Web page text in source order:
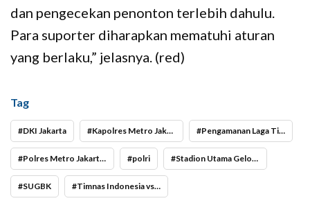
dan pengecekan penonton terlebih dahulu.
Para suporter diharapkan mematuhi aturan
yang berlaku,” jelasnya. (red)
Tag
DKI Jakarta Kapolres Metro Jakarta Pusat Kombes Pol Susatyo Purnomo Condro Pengamanan Laga Timnas Indonesia vs China
Polres Metro Jakarta Pusat polri Stadion Utama Gelora Bung Karno
SUGBK Timnas Indonesia vs China